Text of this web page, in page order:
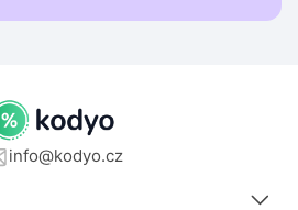
info@kodyo.cz